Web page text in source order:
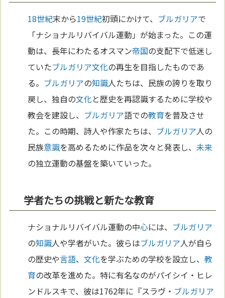
18世紀末から19世紀初頭にかけて、 ブルガリアで
「ナショナルリバイバル運動」が始まった。この運
動は、長年にわたるオスマン帝国の支配下で低迷し
ていたブルガリア文化の再生を目指したものであ
る。 ブルガリアの知識人たちは、民族の誇りを取り
戻し、独自の文化と歴史を再認識するために学校や
教会を建設し、 ブルガリア語での教育を普及させ
た。この時期、詩人や作家たちは、 ブルガリア人の
民族意識を高めるために作品を次々と発表し、未来
の独立運動の基盤を築いていった。
学者たちの挑戦と新たな教育
ナショナルリバイバル運動の中心には、 ブルガリア
の知識人や学者がいた。彼らはブルガリア人が自ら
の歴史や言語、文化を学ぶための学校を設立し、教
育の改革を進めた。特に有名なのがパイシイ・ヒレ
ンドルスキで、彼は1762年に『スラヴ・ ブルガリア